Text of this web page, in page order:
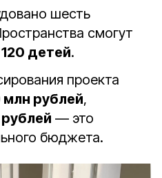
шесть
смогут
120 детей.
проекта
млн рублей,
— это
бюджета.